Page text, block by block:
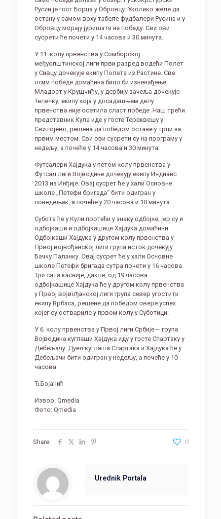
Русин је гост Борца у Обровцу. Уколико желе да
остану у самом врху табеле фудбалери Русина и у
Обровцу морају јуришати на победу. Сви ови
сусрети ће почети у 14 часова и 30 минута.
У 11. колу првенства у Сомборској
међуопштинској лиги први разред водећи Полет
у Сивцу дочекује екипу Полета из Растине. Све
осим победе домаћина било би изненађење.
Младост у Крушчићу, у дербију зачеља дочекује
Телечку, екипу која у досадашњем делу
првенства није осетила сласт победе. Наш трећи
представник Кула иде у госте Тереквешу у
Свилојево, решена да победом остане у трци за
првим местом. Сви ови сусрети су на програму у
недељу, а почеће у 14 часова и 30 минута.
Футсалери Хајдука у петом колу првенства у
Футсал лиги Војводине дочекују екипу Индианс
2013 из Инђије. Овај сусрет ће у хали Основне
школе „Петефи бригада“ бити одигран у
понедељак, а почеће у 20 часова и 10 минута.
Субота ће у Кули протећи у знаку одбојке, јер су и
одбојкаши и одбојкашице Хајдука домаћини.
Одбојкаши Хајдука у другом колу првенства у
Првој војвођанској лиги група исток дочекују
Бачку Паланку. Овај сусрет ће у хали Основне
школе Петефи бригада сутра почети у 16 часова.
Три сата касније, дакле, од 19 часова
одбојкашице Хајдука ће у другом колу првенства
у Првој војвођанској лиги група север угостити
екипу Врбаса, решене да победом овере успех
којег су оствариле у првом колу у Суботици.
У 6. колу првенства у Првој лиги Србије – група
Војводина куглаши Хајдука иду у госте Спартаку у
Дебељачу. Дуел куглаша Спартака и Хајдука ће у
Дебељачи бити одигран у недељу, а почеће у 10
часова.
Ђ.Бојанић
Извор: Qmedia
Фото: Qmedia
Share 0
Urednik Portala